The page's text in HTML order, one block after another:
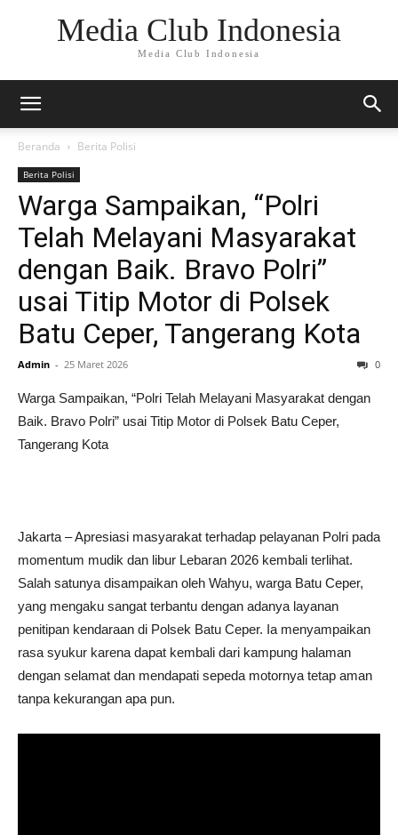
Media Club Indonesia
Media Club Indonesia
Beranda Berita Polisi
Berita Polisi
Warga Sampaikan, “Polri
Telah Melayani Masyarakat
dengan Baik. Bravo Polri”
usai Titip Motor di Polsek
Batu Ceper, Tangerang Kota
Admin - 25 Maret 2026 0
Warga Sampaikan, “Polri Telah Melayani Masyarakat dengan
Baik. Bravo Polri” usai Titip Motor di Polsek Batu Ceper,
Tangerang Kota
Jakarta – Apresiasi masyarakat terhadap pelayanan Polri pada
momentum mudik dan libur Lebaran 2026 kembali terlihat.
Salah satunya disampaikan oleh Wahyu, warga Batu Ceper,
yang mengaku sangat terbantu dengan adanya layanan
penitipan kendaraan di Polsek Batu Ceper. Ia menyampaikan
rasa syukur karena dapat kembali dari kampung halaman
dengan selamat dan mendapati sepeda motornya tetap aman
tanpa kekurangan apa pun.